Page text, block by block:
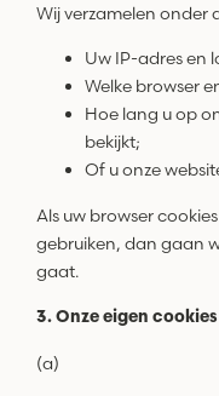
Wij verzamelen onder
Uw IP-adres en
Welke browser
Hoe lang u op
bekijkt;
Of u onze
Als uw browser
gebruiken, dan gaan
gaat.
3. Onze eigen cookies
(a)